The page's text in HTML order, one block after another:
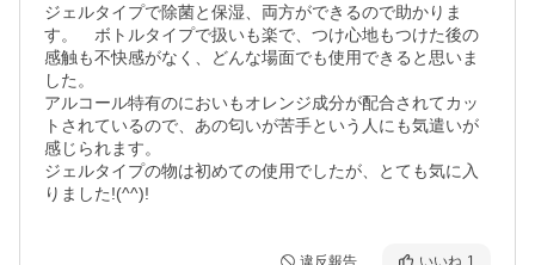
ジェルタイプで除菌と保湿、両方ができるので助かりま
す。　ボトルタイプで扱いも楽で、つけ心地もつけた後の
感触も不快感がなく、どんな場面でも使用できると思いま
した。
アルコール特有のにおいもオレンジ成分が配合されてカッ
トされているので、あの匂いが苦手という人にも気遣いが
感じられます。
ジェルタイプの物は初めての使用でしたが、とても気に入
りました!(^^)!
違反報告 いいね 1